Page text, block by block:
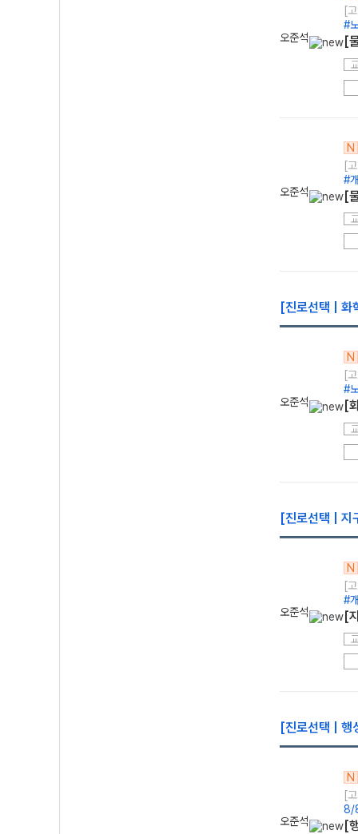
오준석
[
#
[
오준석
N
[
#
[
[진로선택 | 화
오준석
N
[
#
[
[진로선택 | 지
오준석
N
[
#
[
[진로선택 | 행
오준석
N
[
8/
[